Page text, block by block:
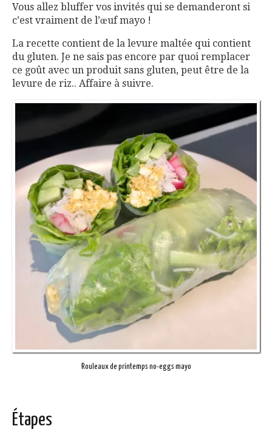
Vous allez bluffer vos invités qui se demanderont si
c’est vraiment de l’œuf mayo !
La recette contient de la levure maltée qui contient
du gluten. Je ne sais pas encore par quoi remplacer
ce goût avec un produit sans gluten, peut être de la
levure de riz.. Affaire à suivre.
Rouleaux de printemps no-eggs mayo
Étapes